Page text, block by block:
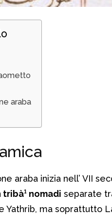
araba
araba inizia nell’ VII
nomadi separate
Yathrib, ma soprattutto